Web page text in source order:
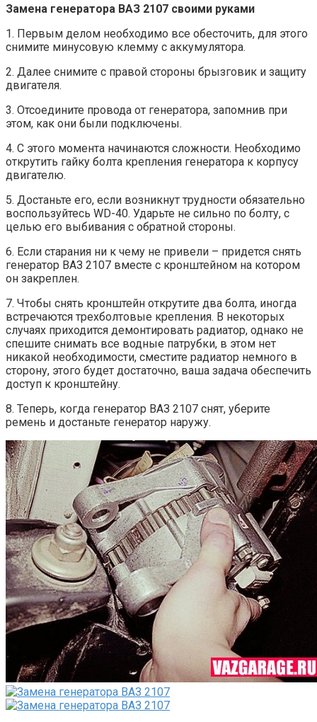
Замена генератора ВАЗ 2107 своими руками
1. Первым делом необходимо все обесточить, для этого
снимите минусовую клемму с аккумулятора.
2. Далее снимите с правой стороны брызговик и защиту
двигателя.
3. Отсоедините провода от генератора, запомнив при
этом, как они были подключены.
4. С этого момента начинаются сложности. Необходимо
открутить гайку болта крепления генератора к корпусу
двигателю.
5. Достаньте его, если возникнут трудности обязательно
воспользуйтесь WD-40. Ударьте не сильно по болту, с
целью его выбивания с обратной стороны.
6. Если старания ни к чему не привели – придется снять
генератор ВАЗ 2107 вместе с кронштейном на котором
он закреплен.
7. Чтобы снять кронштейн открутите два болта, иногда
встречаются трехболтовые крепления. В некоторых
случаях приходится демонтировать радиатор, однако не
спешите снимать все водные патрубки, в этом нет
никакой необходимости, сместите радиатор немного в
сторону, этого будет достаточно, ваша задача обеспечить
доступ к кронштейну.
8. Теперь, когда генератор ВАЗ 2107 снят, уберите
ремень и достаньте генератор наружу.